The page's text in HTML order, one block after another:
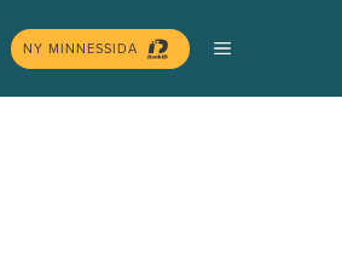
NY MINNESSIDA MENY